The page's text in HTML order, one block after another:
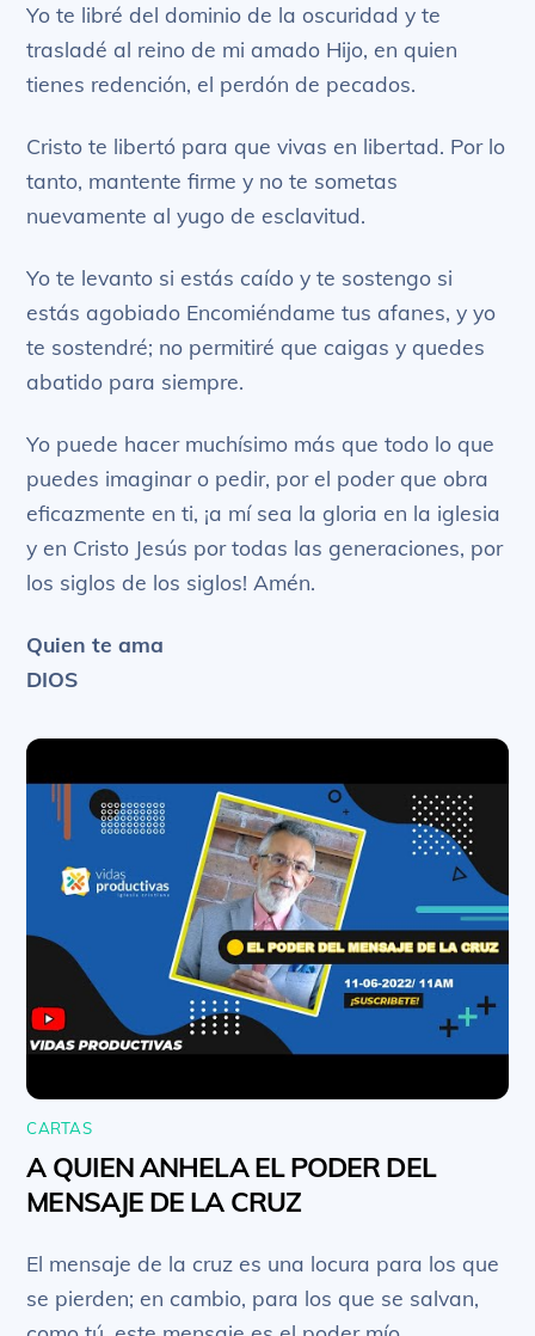
Yo te libré del dominio de la oscuridad y te
trasladé al reino de mi amado Hijo, en quien
tienes redención, el perdón de pecados.
Cristo te libertó para que vivas en libertad. Por lo
tanto, mantente firme y no te sometas
nuevamente al yugo de esclavitud.
Yo te levanto si estás caído y te sostengo si
estás agobiado Encomiéndame tus afanes, y yo
te sostendré; no permitiré que caigas y quedes
abatido para siempre.
Yo puede hacer muchísimo más que todo lo que
puedes imaginar o pedir, por el poder que obra
eficazmente en ti, ¡a mí sea la gloria en la iglesia
y en Cristo Jesús por todas las generaciones, por
los siglos de los siglos! Amén.
Quien te ama
DIOS
CARTAS
A QUIEN ANHELA EL PODER DEL
MENSAJE DE LA CRUZ
El mensaje de la cruz es una locura para los que
se pierden; en cambio, para los que se salvan,